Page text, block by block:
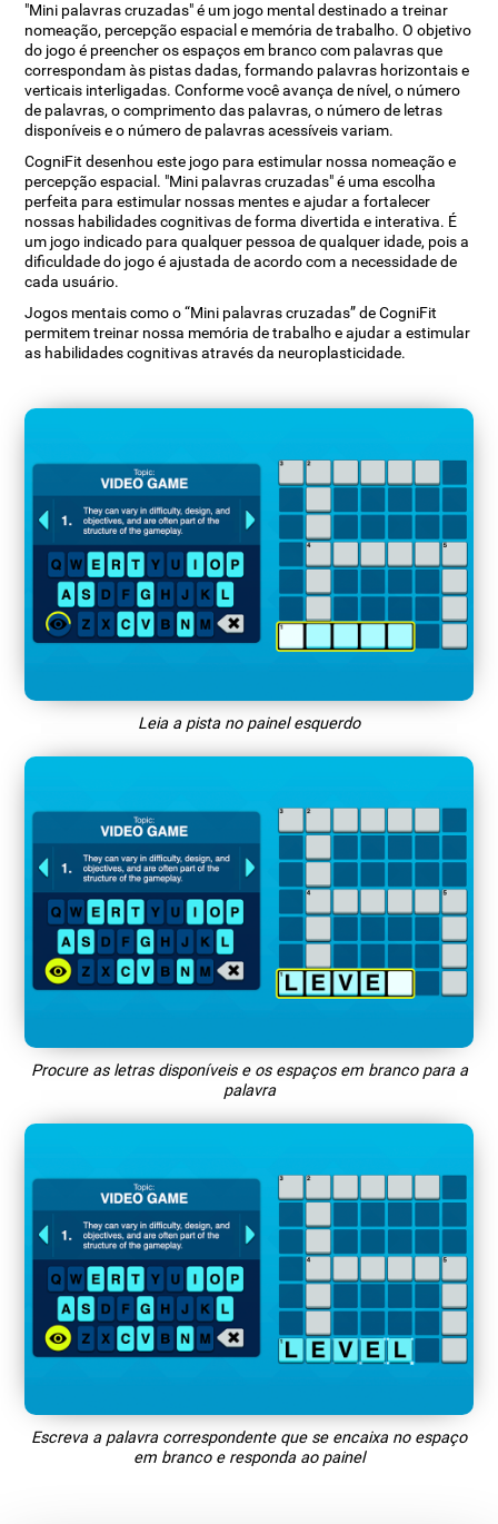
"Mini palavras cruzadas" é um jogo mental destinado a treinar
nomeação, percepção espacial e memória de trabalho. O objetivo
do jogo é preencher os espaços em branco com palavras que
correspondam às pistas dadas, formando palavras horizontais e
verticais interligadas. Conforme você avança de nível, o número
de palavras, o comprimento das palavras, o número de letras
disponíveis e o número de palavras acessíveis variam.
CogniFit desenhou este jogo para estimular nossa nomeação e
percepção espacial. "Mini palavras cruzadas" é uma escolha
perfeita para estimular nossas mentes e ajudar a fortalecer
nossas habilidades cognitivas de forma divertida e interativa. É
um jogo indicado para qualquer pessoa de qualquer idade, pois a
dificuldade do jogo é ajustada de acordo com a necessidade de
cada usuário.
Jogos mentais como o “Mini palavras cruzadas” de CogniFit
permitem treinar nossa memória de trabalho e ajudar a estimular
as habilidades cognitivas através da neuroplasticidade.
Leia a pista no painel esquerdo
Procure as letras disponíveis e os espaços em branco para a
palavra
Escreva a palavra correspondente que se encaixa no espaço
em branco e responda ao painel